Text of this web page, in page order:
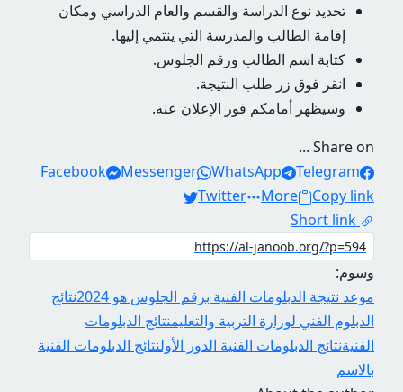
تحديد نوع الدراسة والقسم والعام الدراسي ومكان
إقامة الطالب والمدرسة التي ينتمي إليها.
كتابة اسم الطالب ورقم الجلوس.
انقر فوق زر طلب النتيجة.
وسيظهر أمامكم فور الإعلان عنه.
Share on ...
Facebook
Messenger WhatsApp
Telegram
Twitter
More
Copy link
Short link
وسوم:
موعد نتيجة الدبلومات الفنية برقم الجلوس هو 2024
نتائج
الدبلوم الفني لوزارة التربية والتعليمنتائج الدبلومات
الفنيةنتائج الدبلومات الفنية الدور الأولنتائج الدبلومات الفنية
بالاسم